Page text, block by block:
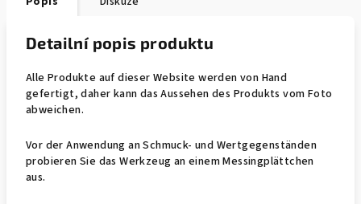
Detailní popis produktu
Alle Produkte auf dieser Website werden von Hand
gefertigt, daher kann das Aussehen des Produkts vom Foto
abweichen.
Vor der Anwendung an Schmuck- und Wertgegenständen
probieren Sie das Werkzeug an einem Messingplättchen
aus.